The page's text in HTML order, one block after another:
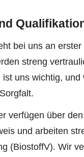
bei uns an erster
streng
uns wichtig, und
verfügen über
und arbeiten
(BiostoffV). Wir